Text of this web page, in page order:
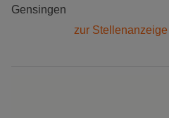
Gensingen
zur Stellenanzeige